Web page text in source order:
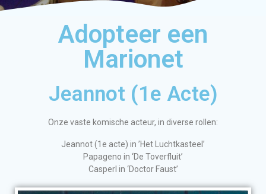
Adopteer een
Marionet
Jeannot (1e Acte)
Onze vaste komische acteur, in diverse rollen:
Jeannot (1e acte) in ’Het Luchtkasteel’
Papageno in ‘De Toverfluit’
Casperl in ‘Doctor Faust’